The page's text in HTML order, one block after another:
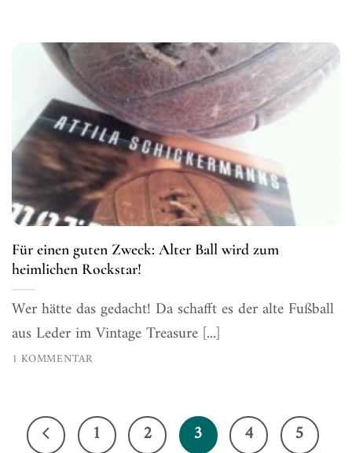
Für einen guten Zweck: Alter Ball wird zum
heimlichen Rockstar!
Wer hätte das gedacht! Da schafft es der alte Fußball
aus Leder im Vintage Treasure [...]
1 KOMMENTAR
1 2 3 4 5